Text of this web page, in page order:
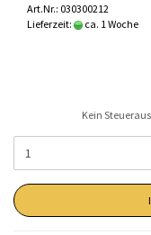
Art.Nr.: 030300212
Lieferzeit:
ca. 1 Woche
Kein